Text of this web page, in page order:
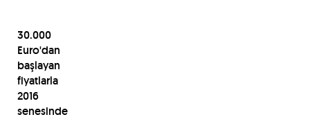
30.000
Euro'dan
başlayan
fiyatlarla
2016
senesinde